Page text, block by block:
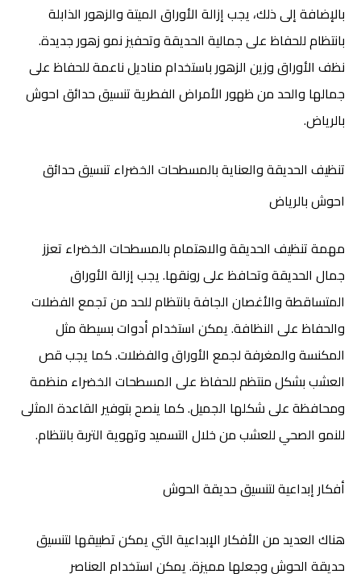
بالإضافة إلى ذلك، يجب إزالة الأوراق الميتة والزهور الذابلة
بانتظام للحفاظ على جمالية الحديقة وتحفيز نمو زهور جديدة.
نظف الأوراق وزين الزهور باستخدام مناديل ناعمة للحفاظ على
جمالها والحد من ظهور الأمراض الفطرية تنسيق حدائق احوش
بالرياض.
تنظيف الحديقة والعناية بالمسطحات الخضراء تنسيق حدائق
احوش بالرياض
مهمة تنظيف الحديقة والاهتمام بالمسطحات الخضراء تعزز
جمال الحديقة وتحافظ على رونقها. يجب إزالة الأوراق
المتساقطة والأغصان الجافة بانتظام للحد من تجمع الفضلات
والحفاظ على النظافة. يمكن استخدام أدوات بسيطة مثل
المكنسة والمغرفة لجمع الأوراق والفضلات. كما يجب قص
العشب بشكل منتظم للحفاظ على المسطحات الخضراء منظمة
ومحافظة على شكلها الجميل. كما ينصح بتوفير القاعدة المثلى
للنمو الصحي للعشب من خلال التسميد وتهوية التربة بانتظام.
أفكار إبداعية لتنسيق حديقة الحوش
هناك العديد من الأفكار الإبداعية التي يمكن تطبيقها لتنسيق
حديقة الحوش وجعلها مميزة. يمكن استخدام العناصر